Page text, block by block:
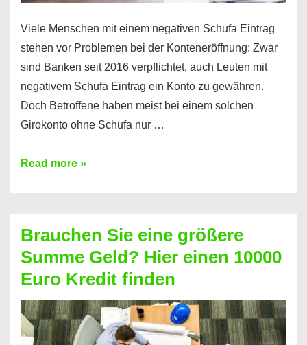
Viele Menschen mit einem negativen Schufa Eintrag
stehen vor Problemen bei der Konteneröffnung: Zwar
sind Banken seit 2016 verpflichtet, auch Leuten mit
negativem Schufa Eintrag ein Konto zu gewähren.
Doch Betroffene haben meist bei einem solchen
Girokonto ohne Schufa nur …
Günstiges
Geht
das
überhaupt?
Na
klar!
Read more »
Brauchen Sie eine größere
Summe Geld? Hier einen 10000
Euro Kredit finden